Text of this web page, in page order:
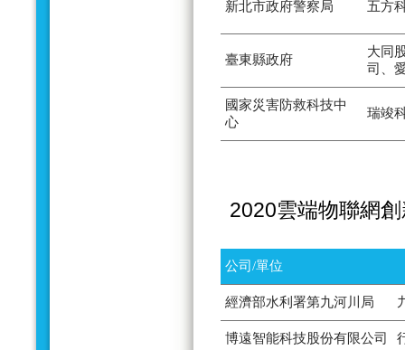
新北市政府警察局 五方
臺東縣政府
大同
司、
國家災害防救科技中
心
瑞竣
2020雲端物聯網
公司/單位
經濟部水利署第九河川局
博遠智能科技股份有限公司